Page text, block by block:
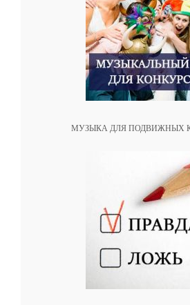
МУЗЫКА ДЛЯ ПОДВИЖНЫХ